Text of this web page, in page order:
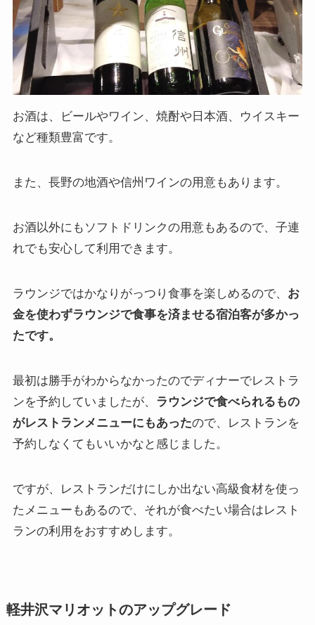
お酒は、ビールやワイン、焼酎や日本酒、ウイスキー
など種類豊富です。
また、長野の地酒や信州ワインの用意もあります。
お酒以外にもソフトドリンクの用意もあるので、子連
れでも安心して利用できます。
ラウンジではかなりがっつり食事を楽しめるので、 お
金を使わずラウンジで食事を済ませる宿泊客が多かっ
たです。
最初は勝手がわからなかったのでディナーでレストラ
ンを予約していましたが、 ラウンジで食べられるもの
がレストランメニューにもあったので、レストランを
予約しなくてもいいかなと感じました。
ですが、レストランだけにしか出ない高級食材を使っ
たメニューもあるので、それが食べたい場合はレスト
ランの利用をおすすめします。
軽井沢マリオットのアップグレード